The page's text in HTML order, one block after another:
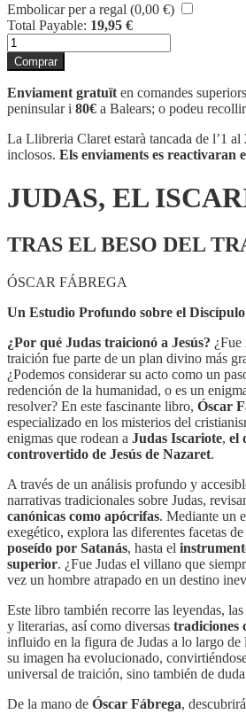
Embolicar per a regal (0,00 €)
Total Payable: 19,95 €
quantitat
de
JUDAS,
EL
ISCARIOTE
Comprar
Enviament gratuït en comandes
peninsular i 80€ a Balears; o podeu
La Llibreria Claret estarà tancada de l’1 al
inclosos. Els enviaments es reactivaran
JUDAS, EL
TRAS EL BESO DEL
ÓSCAR FÁBREGA
Un Estudio Profundo sobre el
¿Por qué Judas traicionó a Jesús? ¿Fue
traición fue parte de un plan divino más
¿Podemos considerar su acto como un
redención de la humanidad, o es un
resolver? En este fascinante libro, Óscar
especializado en los misterios del
enigmas que rodean a Judas Iscariote, el
controvertido de Jesús de Nazaret.
A través de un análisis profundo y
narrativas tradicionales sobre Judas,
canónicas como apócrifas. Mediante un
exegético, explora las diferentes facetas de
poseído por Satanás, hasta el
superior. ¿Fue Judas el villano que
vez un hombre atrapado en un destino
Este libro también recorre las leyendas,
y literarias, así como diversas tradiciones
influido en la figura de Judas a lo largo de
su imagen ha evolucionado,
universal de traición, sino también de
De la mano de Óscar Fábrega,